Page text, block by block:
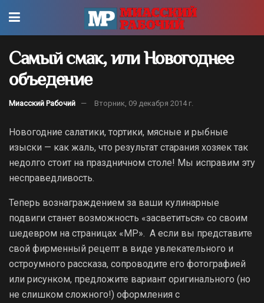
Самый смак, или Новогоднее
объедение
Миасский Рабочий Вторник, 09 декабря 2014 г.
Новогодние салатики, тортики, мясные и рыбные
изыски — как жаль, что результат старания хозяек так
недолго стоит на праздничном столе! Мы исправим эту
несправедливость.
Теперь вознаграждением за ваши кулинарные
подвиги станет возможность «засветиться» со своим
шедевром на страницах «МР». А если вы представите
свой фирменный рецепт в виде увлекательного и
остроумного рассказа, сопроводите его фотографией
или рисунком, предложите вариант оригинального (но
не слишком сложного!) оформления с